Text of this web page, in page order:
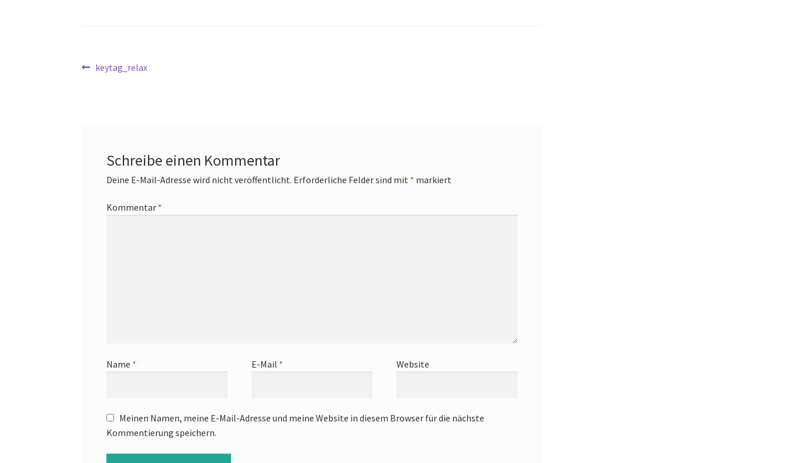
Beitrags-
Vorheriger
keytag_relax
Schreibe einen Kommentar
Deine E-Mail-Adresse wird nicht veröffentlicht. Erforderliche Felder sind mit * markiert
Kommentar *
Name * E-Mail * Website
Meinen Namen, meine E-Mail-Adresse und meine Website in diesem Browser für die nächste
Kommentierung speichern.